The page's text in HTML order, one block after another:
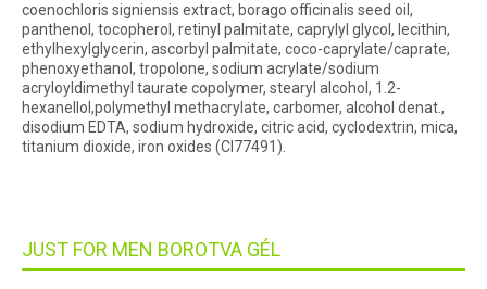
coenochloris signiensis extract, borago officinalis seed oil,
panthenol, tocopherol, retinyl palmitate, caprylyl glycol, lecithin,
ethylhexylglycerin, ascorbyl palmitate, coco-caprylate/caprate,
phenoxyethanol, tropolone, sodium acrylate/sodium
acryloyldimethyl taurate copolymer, stearyl alcohol, 1.2-
hexanellol,polymethyl methacrylate, carbomer, alcohol denat.,
disodium EDTA, sodium hydroxide, citric acid, cyclodextrin, mica,
titanium dioxide, iron oxides (CI77491).
JUST FOR MEN BOROTVA GÉL